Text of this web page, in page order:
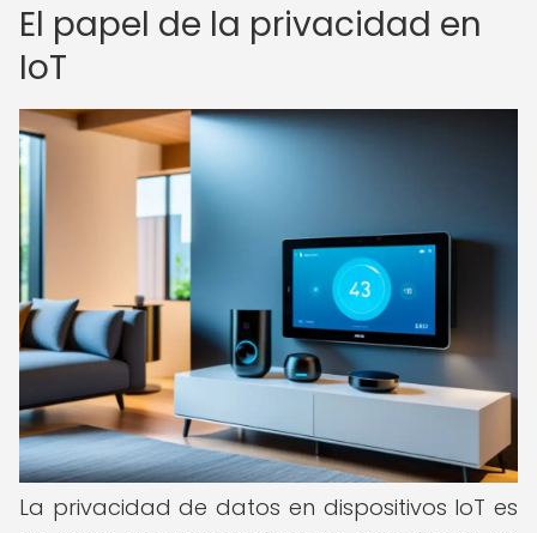
El papel de la privacidad en
IoT
La privacidad de datos en dispositivos IoT es